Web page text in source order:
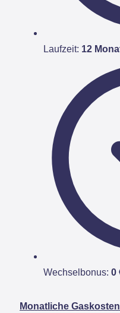
Laufzeit: 12
Wechselbonus: 0
Monatliche